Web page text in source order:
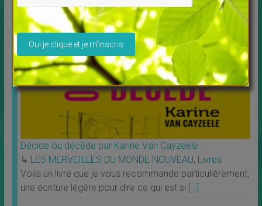
Décide ou décède par Karine Van Cayzeele
↳ LES MERVEILLES DU MONDE NOUVEAU, Livres
Voilà un livre que je vous recommande particulièrement,
une écriture légére pour dire ce qui est si […]
Veuillez laisser ce champ vide.